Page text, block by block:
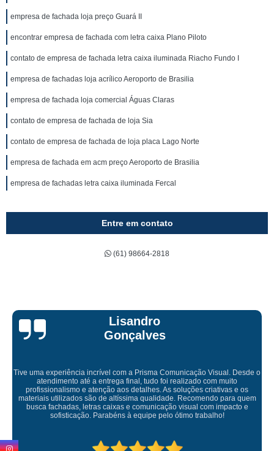
empresa de fachada loja preço Guará II
encontrar empresa de fachada com letra caixa Plano Piloto
contato de empresa de fachada letra caixa iluminada Riacho Fundo I
empresa de fachadas loja acrílico Aeroporto de Brasilia
empresa de fachada loja comercial Águas Claras
contato de empresa de fachada de loja Sia
contato de empresa de fachada de loja placa Lago Norte
empresa de fachada em acm preço Aeroporto de Brasilia
empresa de fachadas letra caixa iluminada Fercal
Entre em contato
(61) 98664-2818
Lisandro
Gonçalves
experiência incrível com a Prisma Comunicação Visual. Desde o
até a entrega final, tudo foi realizado com muito
e atenção aos detalhes. As soluções criativas e os
utilizados são de altíssima qualidade. Recomendo para quem
fachadas, letras caixas e comunicação visual com impacto e
sofisticação. Parabéns à equipe pelo ótimo trabalho!